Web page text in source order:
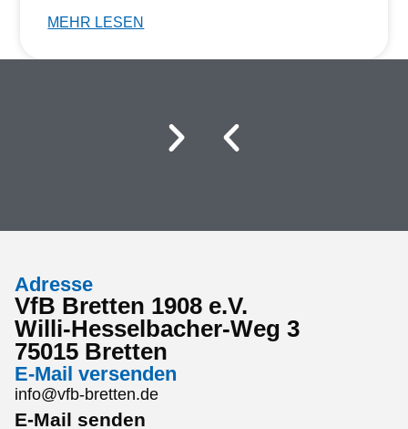
MEHR LESEN
Adresse
VfB Bretten 1908 e.V.
Willi-Hesselbacher-Weg 3
75015 Bretten
E-Mail versenden
info@vfb-bretten.de
E-Mail senden